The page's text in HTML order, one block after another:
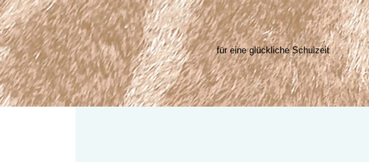
für eine glückliche Schulzeit